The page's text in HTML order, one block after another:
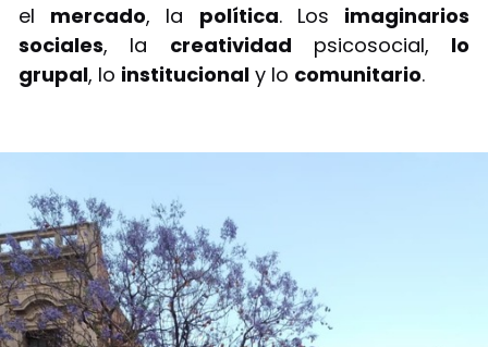
el mercado, la política. Los imaginarios
sociales, la creatividad psicosocial, lo
grupal, lo institucional y lo comunitario.